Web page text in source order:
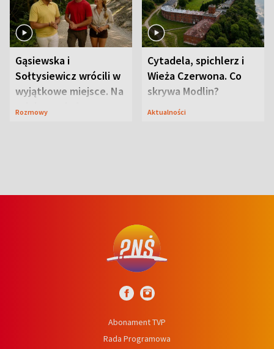
Gąsiewska i
Sołtysiewicz wrócili w
wyjątkowe miejsce. Na
szlaku czekał
Rozmowy
Cytadela, spichlerz i
Wieża Czerwona. Co
skrywa Modlin?
Aktualności
Abonament TVP
Rada Programowa